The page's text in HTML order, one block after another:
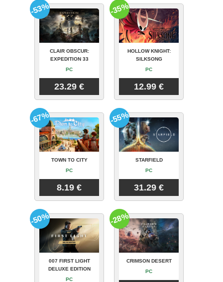
CLAIR OBSCUR:
EXPEDITION 33
PC
23.29 €
-53%
HOLLOW KNIGHT:
SILKSONG
PC
12.99 €
-35%
TOWN TO CITY
PC
8.19 €
-67%
STARFIELD
PC
31.29 €
-55%
007 FIRST LIGHT
DELUXE EDITION
PC
-50%
CRIMSON DESERT
PC
-28%